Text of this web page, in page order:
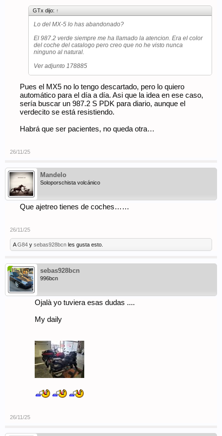
GTx dijo: ↑
Lo del MX-5 lo has abandonado?
El 987.2 verde siempre me ha llamado la atencion. Era el color
del coche del catalogo pero creo que no he visto nunca
ninguno al natural.
Ver adjunto 178885
Pues el MX5 no lo tengo descartado, pero lo quiero
automático para el día a día. Asi que la idea en ese caso,
sería buscar un 987.2 S PDK para diario, aunque el
verdecito se está resistiendo.
Habrá que ser pacientes, no queda otra…
26/11/25
Mandelo
Soloporschista volcánico
Que ajetreo tienes de coches……
26/11/25
AG84 y sebas928bcn les gusta esto.
sebas928bcn
996bcn
Ojalà yo tuviera esas dudas ....
My daily
26/11/25